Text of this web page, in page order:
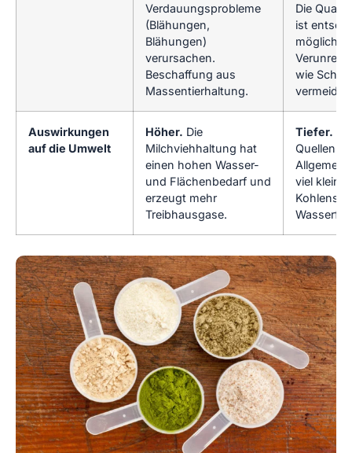
Verdauungsprobleme
(Blähungen,
Blähungen)
verursachen.
Beschaffung aus
Massentierhaltung.
Die
ist
mögliche
wie
Auswirkungen
auf die Umwelt
Höher. Die
Milchviehhaltung hat
einen hohen Wasser-
und Flächenbedarf und
erzeugt mehr
Treibhausgase.
Tiefer.
Quellen
viel